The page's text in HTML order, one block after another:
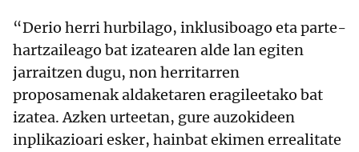
“Derio herri hurbilago, inklusiboago eta parte-
hartzaileago bat izatearen alde lan egiten
jarraitzen dugu, non herritarren
proposamenak aldaketaren eragileetako bat
izatea. Azken urteetan, gure auzokideen
inplikazioari esker, hainbat ekimen errealitate